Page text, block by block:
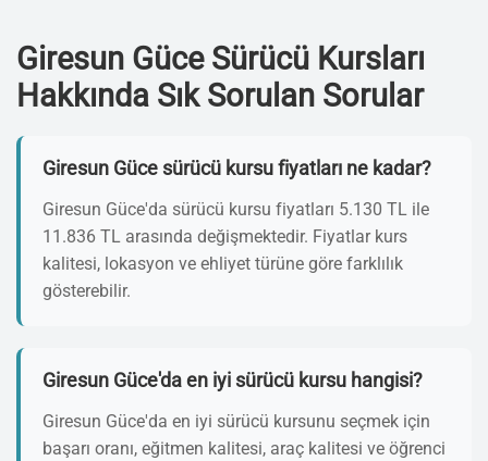
Giresun Güce Sürücü Kursları
Hakkında Sık Sorulan Sorular
Giresun Güce sürücü kursu fiyatları ne kadar?
Giresun Güce'da sürücü kursu fiyatları 5.130 TL ile
11.836 TL arasında değişmektedir. Fiyatlar kurs
kalitesi, lokasyon ve ehliyet türüne göre farklılık
gösterebilir.
Giresun Güce'da en iyi sürücü kursu hangisi?
Giresun Güce'da en iyi sürücü kursunu seçmek için
başarı oranı, eğitmen kalitesi, araç kalitesi ve öğrenci